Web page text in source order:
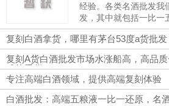
经验。各类名酒批发我
发，其中就包括一比一
春批发、一比一国窖
上非常受欢迎的产品。
来说，一比一五粮液批
复刻白酒拿货，哪里有茅台53度a货批发
复刻A货白酒批发市场水涨船高，高品
成抢手货
专注高端白酒领域，提供高端复刻体验
白酒批发：高端五粮液一比一还原，名